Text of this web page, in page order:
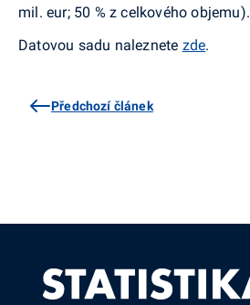
mil. eur; 50 % z celkového objemu).
Datovou sadu naleznete zde.
Předchozí článek